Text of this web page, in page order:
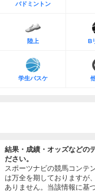
バドミントン
陸上 B
学生バスケ
結果・成績・オッズなどの
ださい。
スポーツナビの競馬コンテ
は万全を期しておりますが
ありません。当該情報に基